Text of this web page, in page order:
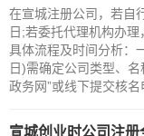
在宣城注册公司，若自
日;若委托代理机构办
具体流程及时间分析：
日)需确定公司类型、
政务网”或线下提交核名
宣城创业时公司注册